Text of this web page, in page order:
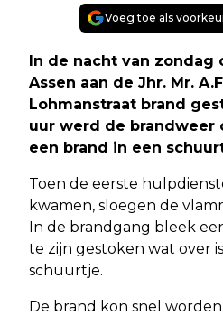
Voeg toe als
In de nacht van zondag
Assen aan de Jhr. Mr.
Lohmanstraat brand
uur werd de brandweer
een brand in een
Toen de eerste
kwamen, sloegen de
In de brandgang bleek
te zijn gestoken wat over
schuurtje.
De brand kon snel